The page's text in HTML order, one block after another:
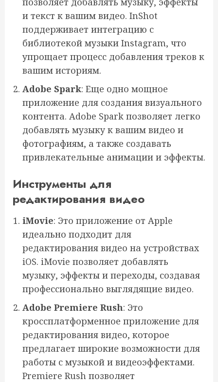
и текст к вашим видео. InShot
поддерживает интеграцию с
библиотекой музыки Instagram, что
упрощает процесс добавления треков к
вашим историям.
Adobe Spark: Еще одно мощное
приложение для создания визуального
контента. Adobe Spark позволяет легко
добавлять музыку к вашим видео и
фотографиям, а также создавать
привлекательные анимации и эффекты.
Инструменты для
редактирования видео
iMovie: Это приложение от Apple
идеально подходит для
редактирования видео на устройствах
iOS. iMovie позволяет добавлять
музыку, эффекты и переходы, создавая
профессионально выглядящие видео.
Adobe Premiere Rush: Это
кроссплатформенное приложение для
редактирования видео, которое
предлагает широкие возможности для
работы с музыкой и видеоэффектами.
Premiere Rush позволяет